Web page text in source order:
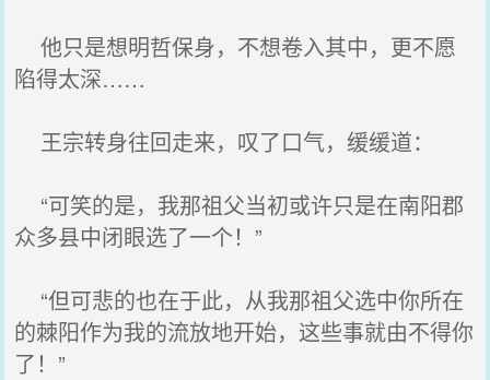
他只是想明哲保身，不想卷入其中，更不愿
陷得太深……
王宗转身往回走来，叹了口气，缓缓道：
“可笑的是，我那祖父当初或许只是在南阳郡
众多县中闭眼选了一个！”
“但可悲的也在于此，从我那祖父选中你所在
的棘阳作为我的流放地开始，这些事就由不得你
了！”